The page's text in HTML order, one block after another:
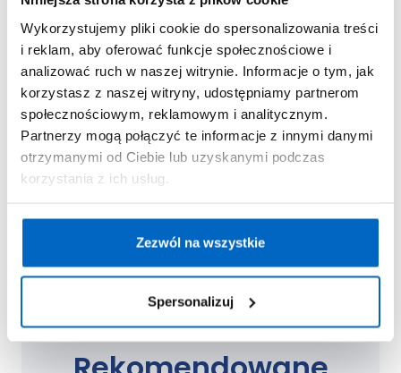
Wykorzystujemy pliki cookie do spersonalizowania treści
i reklam, aby oferować funkcje społecznościowe i
analizować ruch w naszej witrynie. Informacje o tym, jak
korzystasz z naszej witryny, udostępniamy partnerom
społecznościowym, reklamowym i analitycznym.
Partnerzy mogą połączyć te informacje z innymi danymi
otrzymanymi od Ciebie lub uzyskanymi podczas
korzystania z ich usług.
Zezwól na wszystkie
Spersonalizuj
wierzą w jego możliwości, jest bardziej
pewne siebie i skore do odkrywania świata.
Pełne szacunku stawianie granic:szczęśliwe i
silne dziecko potrzebuje rozsądnych granic i
zasad, które uporządkują jego świat, zapewnią
poczucie stabilizacji i bezpieczeństwa. Już od
ustalanie domowych zasad i wyznaczyć w
rodzinie kilka, niezmiennych wartości, którymi
wszyscy domownicy kierują się na co dzień.